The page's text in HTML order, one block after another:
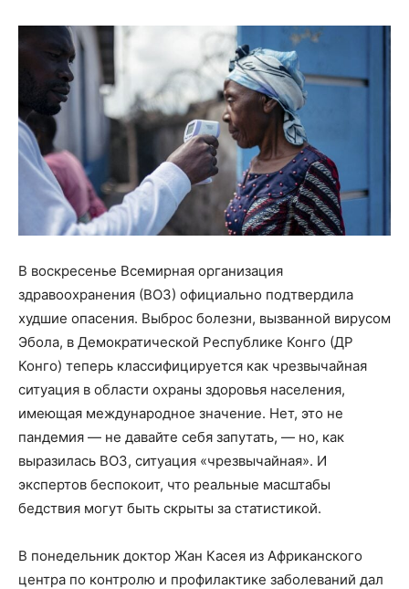
В воскресенье Всемирная организация
здравоохранения (ВОЗ) официально подтвердила
худшие опасения. Выброс болезни, вызванной вирусом
Эбола, в Демократической Республике Конго (ДР
Конго) теперь классифицируется как чрезвычайная
ситуация в области охраны здоровья населения,
имеющая международное значение. Нет, это не
пандемия — не давайте себя запутать, — но, как
выразилась ВОЗ, ситуация «чрезвычайная». И
экспертов беспокоит, что реальные масштабы
бедствия могут быть скрыты за статистикой.
В понедельник доктор Жан Касея из Африканского
центра по контролю и профилактике заболеваний дал